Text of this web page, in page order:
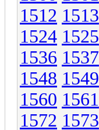
1512 1513
1524 1525
1536 1537
1548 1549
1560 1561
1572 1573